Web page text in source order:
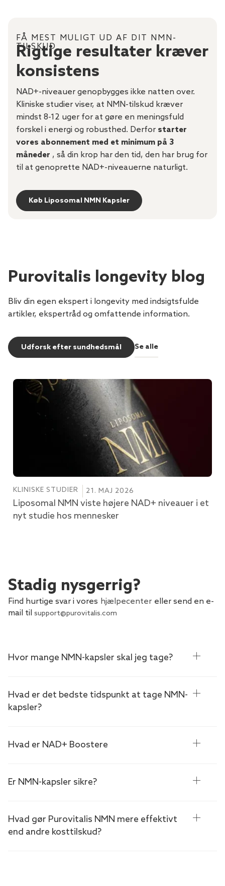
FÅ MEST MULIGT UD AF DIT NMN-
TILSKUD
Rigtige resultater kræver
konsistens
NAD+-niveauer genopbygges ikke natten over.
Kliniske studier viser, at NMN-tilskud kræver
mindst 8-12 uger for at gøre en meningsfuld
forskel i energi og robusthed. Derfor starter
vores abonnement med et minimum på 3
måneder , så din krop har den tid, den har brug for
til at genoprette NAD+-niveauerne naturligt.
Køb Liposomal NMN Kapsler
Purovitalis longevity blog
Bliv din egen ekspert i longevity med indsigtsfulde
artikler, ekspertråd og omfattende information.
Udforsk efter sundhedsmål Se alle
KLINISKE STUDIER 21. MAJ 2026
Liposomal NMN viste højere NAD+ niveauer i et
nyt studie hos mennesker
Stadig nysgerrig?
Find hurtige svar i vores hjælpecenter eller send en e-
mail til support@purovitalis.com
Hvor mange NMN-kapsler skal jeg tage?
Hvad er det bedste tidspunkt at tage NMN-
kapsler?
Hvad er NAD+ Boostere
Er NMN-kapsler sikre?
Hvad gør Purovitalis NMN mere effektivt
end andre kosttilskud?